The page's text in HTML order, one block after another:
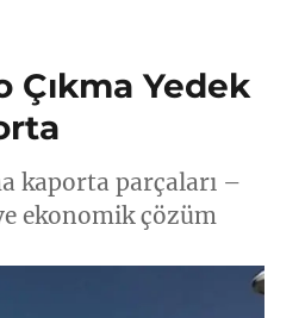
Çıkma Yedek
kaporta parçaları –
ekonomik çözüm